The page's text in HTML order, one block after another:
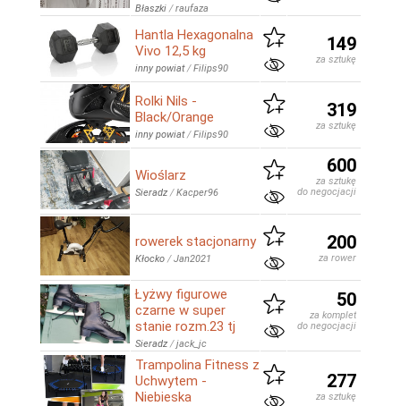
Błaszki /raufaza
Hantla Hexagonalna
Vivo 12,5 kg
inny powiat/Filips90
149
za sztukę
Rolki Nils -
Black/Orange
inny powiat/Filips90
319
za sztukę
Wioślarz
Sieradz /Kacper96
600
za sztukę
do negocjacji
rowerek stacjonarny
Kłocko /Jan2021
200
za rower
Łyżwy figurowe
czarne w super
stanie rozm.23 tj
Sieradz /jack_jc
50
za komplet
do negocjacji
Trampolina Fitness z
Uchwytem -
Niebieska
277
za sztukę